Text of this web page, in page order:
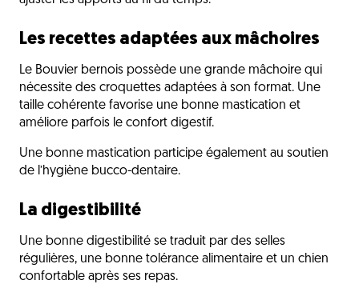
Les recettes adaptées aux mâchoires
Le Bouvier bernois possède une grande mâchoire qui
nécessite des croquettes adaptées à son format. Une
taille cohérente favorise une bonne mastication et
améliore parfois le confort digestif.
Une bonne mastication participe également au soutien
de l’hygiène bucco-dentaire.
La digestibilité
Une bonne digestibilité se traduit par des selles
régulières, une bonne tolérance alimentaire et un chien
confortable après ses repas.